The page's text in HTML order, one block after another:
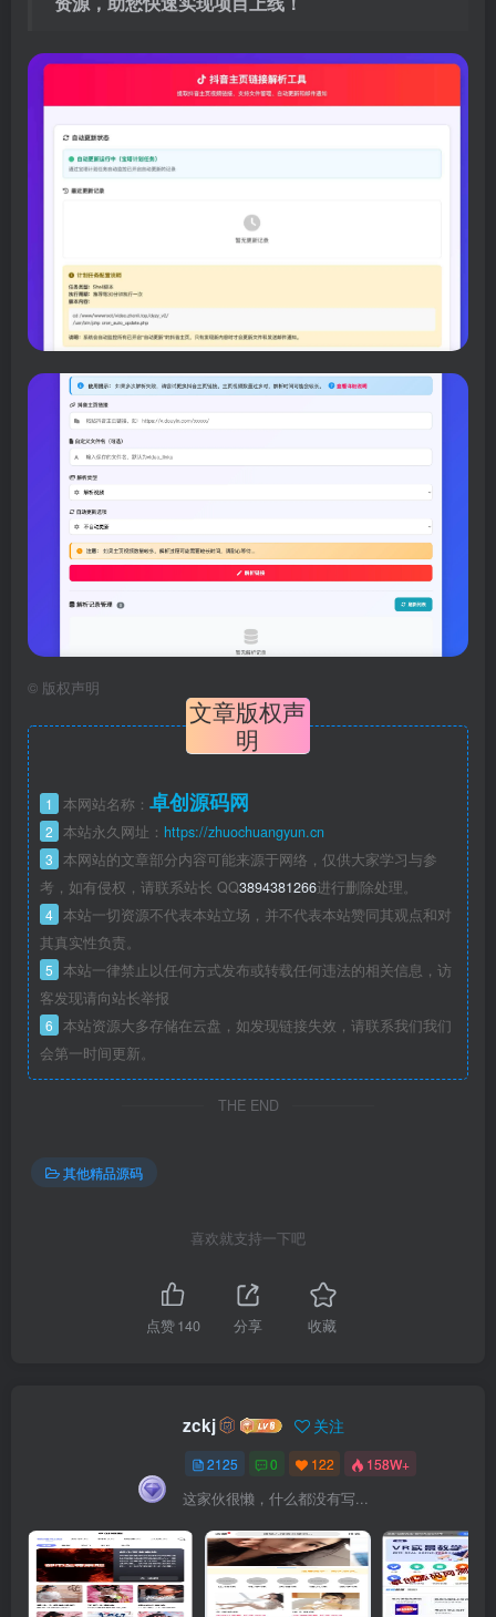
© 版权声明
文章版权声
明
1 本网站名称： 卓创源码网
2 本站永久网址： https://zhuochuangyun.cn
3 本网站的文章部分内容可能来源于网络，仅供大家学习与参
考，如有侵权，请联系站长 QQ3894381266进行删除处理。
4 本站一切资源不代表本站立场，并不代表本站赞同其观点和对
其真实性负责。
5 本站一律禁止以任何方式发布或转载任何违法的相关信息，访
客发现请向站长举报
6 本站资源大多存储在云盘，如发现链接失效，请联系我们我们
会第一时间更新。
THE END
其他精品源码
喜欢就支持一下吧
点赞140 分享 收藏
zckj 关注
2125 0 122 158W+
这家伙很懒，什么都没有写...